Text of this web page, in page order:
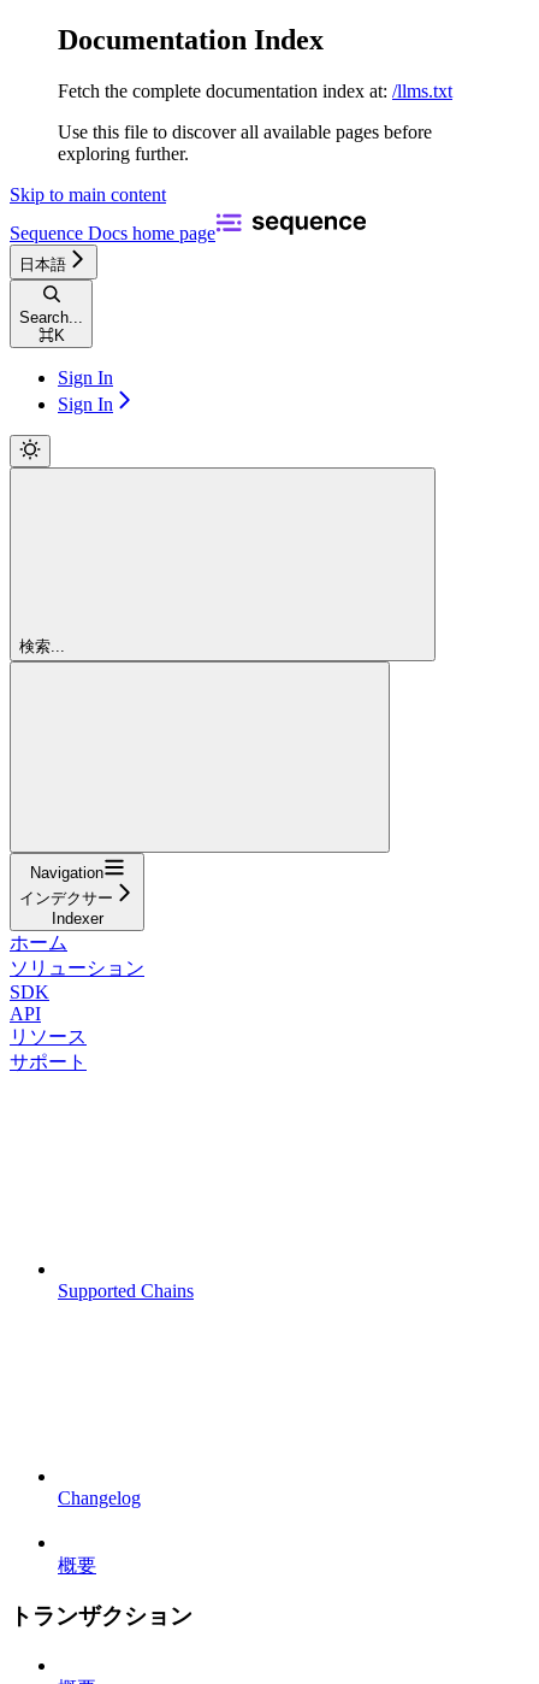
Documentation Index
Fetch the complete documentation index at: /llms.txt
Use this file to discover all available pages before
exploring further.
Skip to main content
Sequence Docs home page
日本語
Search...
⌘K
Sign In
Sign In
検索...
Navigation
インデクサー
Indexer
ホーム
ソリューション
SDK
API
リソース
サポート
Supported Chains
Changelog
概要
トランザクション